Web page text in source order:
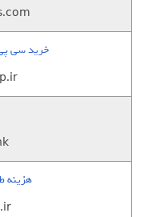
خرید سی پی
هزینه